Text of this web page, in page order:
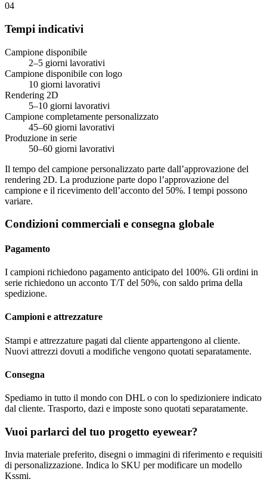
04
Tempi indicativi
Campione disponibile
2–5 giorni lavorativi
Campione disponibile con logo
10 giorni lavorativi
Rendering 2D
5–10 giorni lavorativi
Campione completamente personalizzato
45–60 giorni lavorativi
Produzione in serie
50–60 giorni lavorativi
Il tempo del campione personalizzato parte dall’approvazione del
rendering 2D. La produzione parte dopo l’approvazione del
campione e il ricevimento dell’acconto del 50%. I tempi possono
variare.
Condizioni commerciali e consegna globale
Pagamento
I campioni richiedono pagamento anticipato del 100%. Gli ordini in
serie richiedono un acconto T/T del 50%, con saldo prima della
spedizione.
Campioni e attrezzature
Stampi e attrezzature pagati dal cliente appartengono al cliente.
Nuovi attrezzi dovuti a modifiche vengono quotati separatamente.
Consegna
Spediamo in tutto il mondo con DHL o con lo spedizioniere indicato
dal cliente. Trasporto, dazi e imposte sono quotati separatamente.
Vuoi parlarci del tuo progetto eyewear?
Invia materiale preferito, disegni o immagini di riferimento e requisiti
di personalizzazione. Indica lo SKU per modificare un modello
Kssmi.